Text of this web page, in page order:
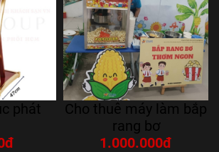
phát
Cho thuê máy làm bắp
rang bơ
1.000.000đ